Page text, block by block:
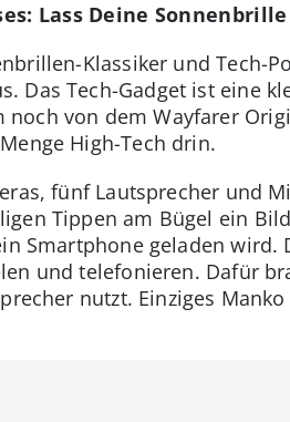
Lass Deine
Klassiker und Tech-
Das Tech-Gadget ist eine
noch von dem Wayfarer
High-Tech drin.
fünf Lautsprecher und
Tippen am Bügel ein
Smartphone geladen
und telefonieren. Dafür
nutzt. Einziges